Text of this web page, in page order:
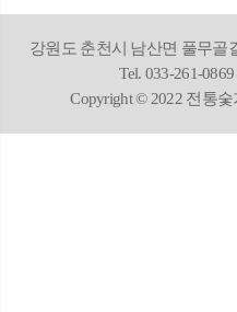
강원도 춘천시 남산면 풀무골
Tel. 033-261-0869
Copyright © 2022 전통숯